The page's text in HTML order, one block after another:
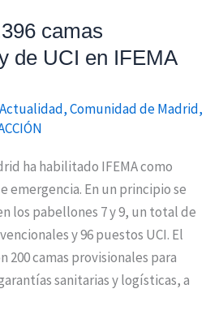
camas
de UCI en IFEMA
Actualidad,Comunidad de Madrid,
ha habilitado IFEMA como
emergencia. En un principio se
los pabellones 7 y 9, un total de
y 96 puestos UCI. El
200 camas provisionales para
sanitarias y logísticas, a